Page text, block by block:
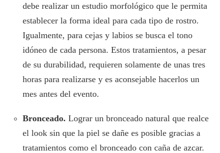
debe realizar un estudio morfológico que le permita
establecer la forma ideal para cada tipo de rostro.
Igualmente, para cejas y labios se busca el tono
idóneo de cada persona. Estos tratamientos, a pesar
de su durabilidad, requieren solamente de unas tres
horas para realizarse y es aconsejable hacerlos un
mes antes del evento.
Bronceado. Lograr un bronceado natural que realce
el look sin que la piel se dañe es posible gracias a
tratamientos como el bronceado con caña de azcar.